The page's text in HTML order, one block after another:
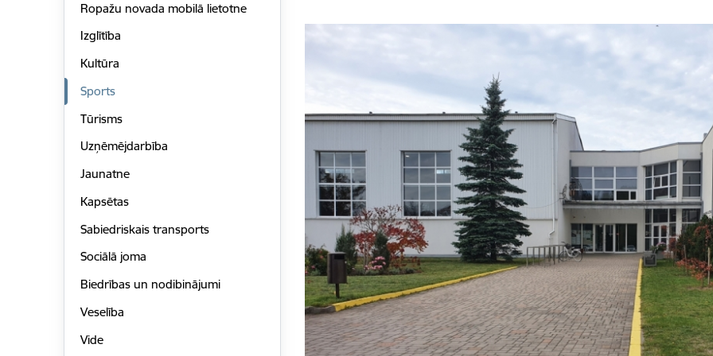
Ropažu novada mobilā lietotne
Izglītība
Kultūra
Sports
Tūrisms
Uzņēmējdarbība
Jaunatne
Kapsētas
Sabiedriskais transports
Sociālā joma
Biedrības un nodibinājumi
Veselība
Vide